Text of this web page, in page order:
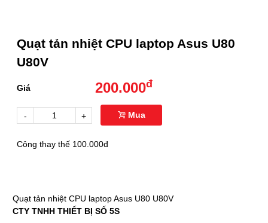
Quạt tản nhiệt CPU laptop Asus U80
U80V
Giá 200.000đ
- + Mua
Công thay thế 100.000đ
Quạt tản nhiệt CPU laptop Asus U80 U80V
CTY TNHH THIẾT BỊ SỐ 5S